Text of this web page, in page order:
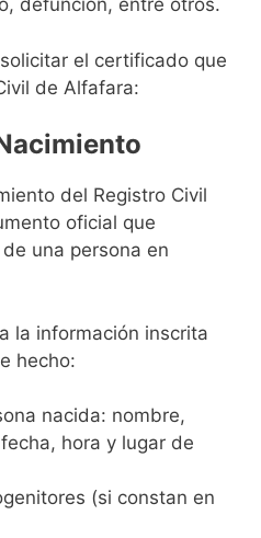
defunción, entre otros.
el certificado que
de Alfafara:
del Registro Civil
oficial que
una persona en
la información inscrita
hecho:
nacida: nombre,
hora y lugar de
(si constan en